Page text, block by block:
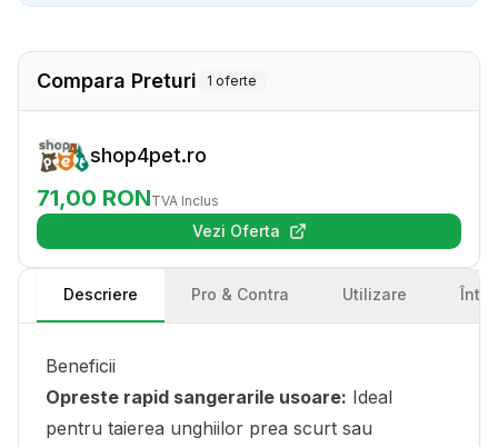
Compara Preturi 1 oferte
shop4pet.ro
71,00 RONTVA Inclus
Vezi Oferta(se deschide într-o filă nouă)
Descriere Pro & Contra Utilizare
Beneficii
Opreste rapid sangerarile usoare: Ideal
pentru taierea unghiilor prea scurt sau